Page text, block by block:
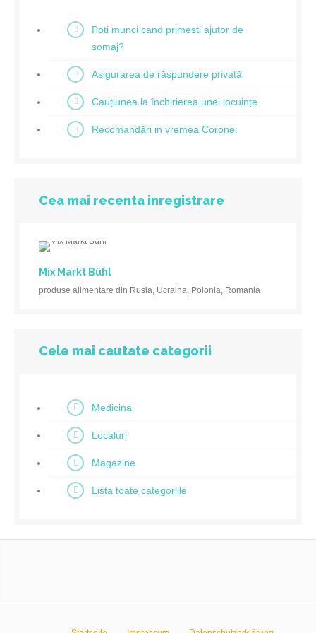
Poti munci cand primesti ajutor de
somaj?
Asigurarea de răspundere privată
Cauțiunea la închirierea unei locuințe
Recomandări in vremea Coronei
Cea mai recenta inregistrare
Mix Markt Bühl
produse alimentare din Rusia, Ucraina, Polonia, Romania
Cele mai cautate categorii
Medicina
Localuri
Magazine
Lista toate categoriile